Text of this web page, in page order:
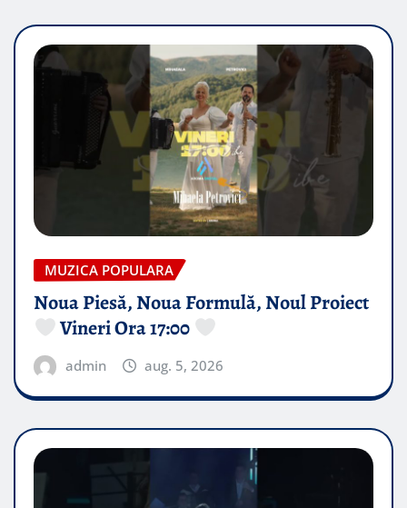
MUZICA POPULARA
Noua Piesă, Noua Formulă, Noul Proiect
Vineri Ora 17:00
admin aug. 5, 2026